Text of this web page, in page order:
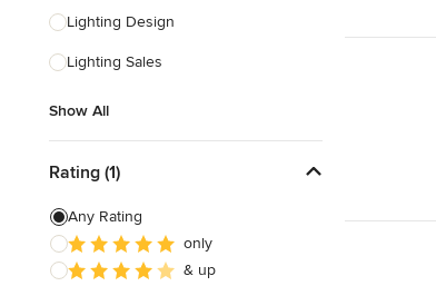
Designers
Landscape Contractors
Show All
Lighting Design
Lighting Sales
Show All
Rating (1)
Any Rating
only
& up